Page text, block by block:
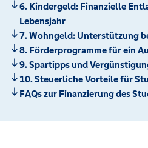
6. Kindergeld: Finanzielle
Lebensjahr
7. Wohngeld: Unterstützung
8. Förderprogramme für ein
9. Spartipps und
10. Steuerliche Vorteile für
FAQs zur Finanzierung des